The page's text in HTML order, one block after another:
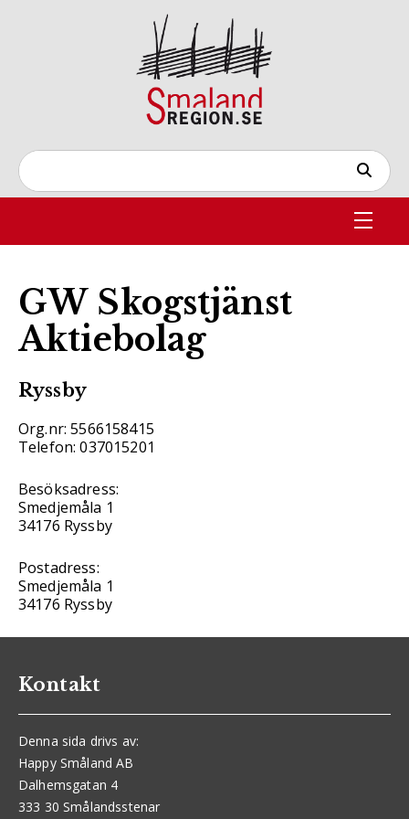
GW Skogstjänst
Aktiebolag
Ryssby
Org.nr: 5566158415
Telefon: 037015201
Besöksadress:
Smedjemåla 1
34176 Ryssby
Postadress:
Smedjemåla 1
34176 Ryssby
Kontakt
Denna sida drivs av:
Happy Småland AB
Dalhemsgatan 4
333 30 Smålandsstenar